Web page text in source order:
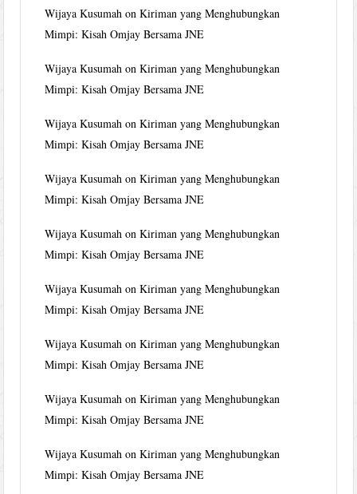
Wijaya Kusumah onKiriman yang Menghubungkan
Mimpi: Kisah Omjay Bersama JNE
Wijaya Kusumah onKiriman yang Menghubungkan
Mimpi: Kisah Omjay Bersama JNE
Wijaya Kusumah onKiriman yang Menghubungkan
Mimpi: Kisah Omjay Bersama JNE
Wijaya Kusumah onKiriman yang Menghubungkan
Mimpi: Kisah Omjay Bersama JNE
Wijaya Kusumah onKiriman yang Menghubungkan
Mimpi: Kisah Omjay Bersama JNE
Wijaya Kusumah onKiriman yang Menghubungkan
Mimpi: Kisah Omjay Bersama JNE
Wijaya Kusumah onKiriman yang Menghubungkan
Mimpi: Kisah Omjay Bersama JNE
Wijaya Kusumah onKiriman yang Menghubungkan
Mimpi: Kisah Omjay Bersama JNE
Wijaya Kusumah onKiriman yang Menghubungkan
Mimpi: Kisah Omjay Bersama JNE